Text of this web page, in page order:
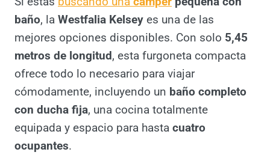
baño, la Westfalia Kelsey es una de las
mejores opciones disponibles. Con solo
5,45 metros de longitud, esta furgoneta
compacta ofrece todo lo necesario para
viajar cómodamente, incluyendo unbaño
completo con ducha fija, una cocina
totalmente equipada y espacio para hasta
cuatro ocupantes